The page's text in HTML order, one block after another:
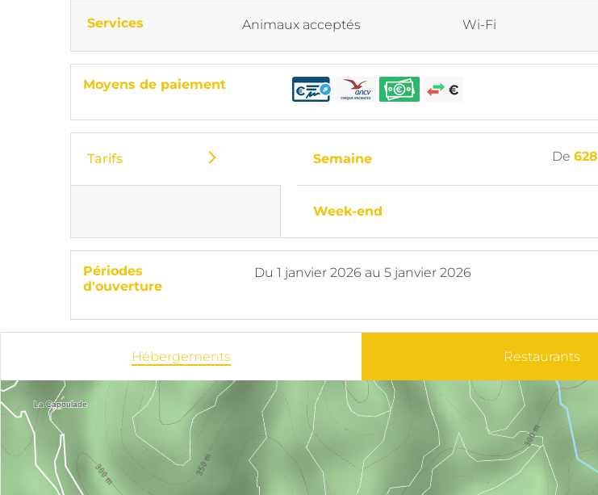
Services Animaux acceptés Wi-Fi
Moyens de paiement
Tarifs Semaine De628
Week-end
Périodes
d'ouverture
Du 1 janvier 2026 au 5 janvier 2026
Hébergements Restaurants